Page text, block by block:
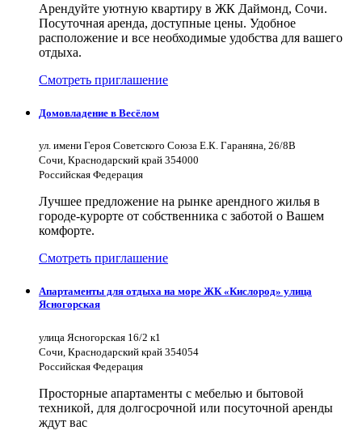
Арендуйте уютную квартиру в ЖК Даймонд, Сочи.
Посуточная аренда, доступные цены. Удобное
расположение и все необходимые удобства для вашего
отдыха.
Смотреть приглашение
Домовладение в Весёлом
ул. имени Героя Советского Союза Е.К. Гараняна, 26/8В
Сочи, Краснодарский край 354000
Российская Федерация
Лучшее предложение на рынке арендного жилья в
городе-курорте от собственника с заботой о Вашем
комфорте.
Смотреть приглашение
Апартаменты для отдыха на море ЖК «Кислород» улица
Ясногорская
улица Ясногорская 16/2 к1
Сочи, Краснодарский край 354054
Российская Федерация
Просторные апартаменты с мебелью и бытовой
техникой, для долгосрочной или посуточной аренды
ждут вас